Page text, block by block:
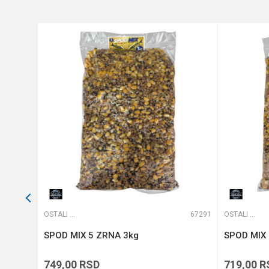
Anti-spam zaštita -
OSTALI MAMCI 67291
SPOD MIX 5 ZRNA 3kg
749,00 RSD
OSTALI MAMCI
SPOD
719,00